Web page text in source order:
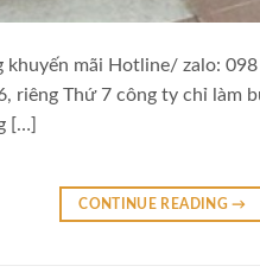
khuyến mãi Hotline/ zalo:
riêng Thứ 7 công ty chỉ làm
[…]
CONTINUE READING→